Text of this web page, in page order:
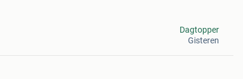
Dagtopper
Gisteren